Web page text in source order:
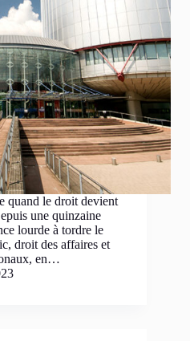
quand le droit devient
une quinzaine
lourde à tordre le
droit des affaires et
en…